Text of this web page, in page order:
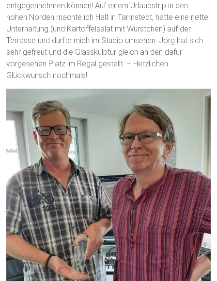
entgegennehmen können! Auf einem Urlaubstrip in den
hohen Norden machte ich Halt in Tarmstedt, hatte eine nette
Unterhaltung (und Kartoffelsalat mit Würstchen) auf der
Terrasse und durfte mich im Studio umsehen. Jörg hat sich
sehr gefreut und die Glasskulptur gleich an den dafür
vorgesehen Platz im Regal gestellt. – Herzlichen
Glückwunsch nochmals!